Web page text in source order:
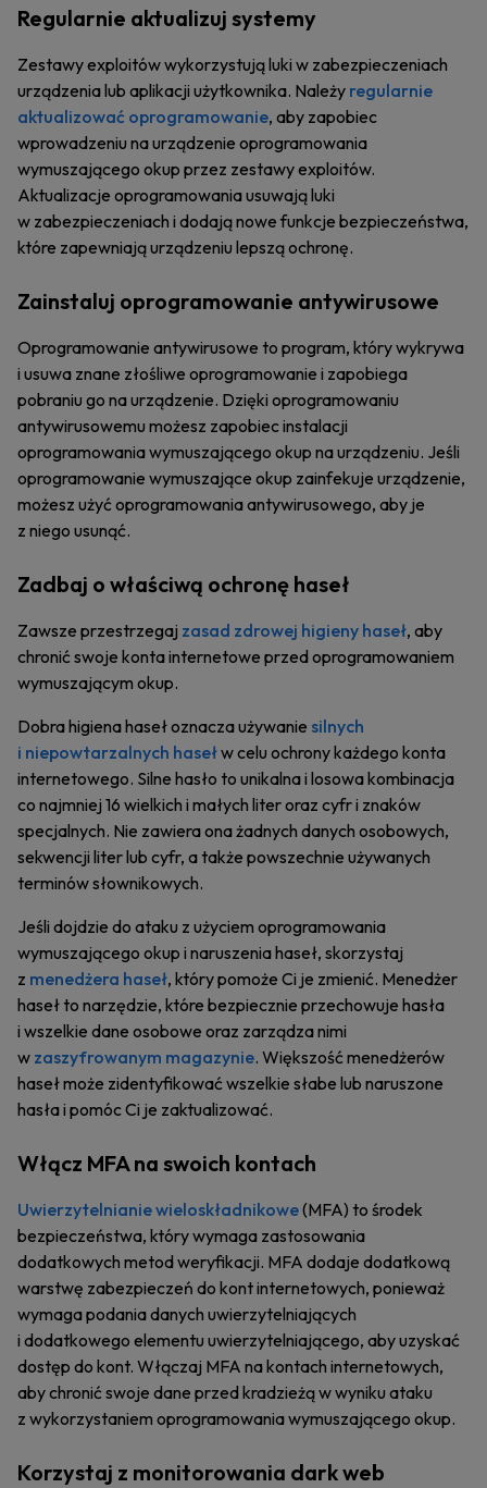
Regularnie aktualizuj systemy
Zestawy exploitów wykorzystują luki w zabezpieczeniach
urządzenia lub aplikacji użytkownika. Należy regularnie
aktualizować oprogramowanie, aby zapobiec
wprowadzeniu na urządzenie oprogramowania
wymuszającego okup przez zestawy exploitów.
Aktualizacje oprogramowania usuwają luki
w zabezpieczeniach i dodają nowe funkcje bezpieczeństwa,
które zapewniają urządzeniu lepszą ochronę.
Zainstaluj oprogramowanie antywirusowe
Oprogramowanie antywirusowe to program, który wykrywa
i usuwa znane złośliwe oprogramowanie i zapobiega
pobraniu go na urządzenie. Dzięki oprogramowaniu
antywirusowemu możesz zapobiec instalacji
oprogramowania wymuszającego okup na urządzeniu. Jeśli
oprogramowanie wymuszające okup zainfekuje urządzenie,
możesz użyć oprogramowania antywirusowego, aby je
z niego usunąć.
Zadbaj o właściwą ochronę haseł
Zawsze przestrzegaj zasad zdrowej higieny haseł, aby
chronić swoje konta internetowe przed oprogramowaniem
wymuszającym okup.
Dobra higiena haseł oznacza używanie silnych
i niepowtarzalnych hasełw celu ochrony każdego konta
internetowego. Silne hasło to unikalna i losowa kombinacja
co najmniej 16 wielkich i małych liter oraz cyfr i znaków
specjalnych. Nie zawiera ona żadnych danych osobowych,
sekwencji liter lub cyfr, a także powszechnie używanych
terminów słownikowych.
Jeśli dojdzie do ataku z użyciem oprogramowania
wymuszającego okup i naruszenia haseł, skorzystaj
z menedżera haseł, który pomoże Ci je zmienić. Menedżer
haseł to narzędzie, które bezpiecznie przechowuje hasła
i wszelkie dane osobowe oraz zarządza nimi
w zaszyfrowanym magazynie. Większość menedżerów
haseł może zidentyfikować wszelkie słabe lub naruszone
hasła i pomóc Ci je zaktualizować.
Włącz MFA na swoich kontach
Uwierzytelnianie wieloskładnikowe(MFA) to środek
bezpieczeństwa, który wymaga zastosowania
dodatkowych metod weryfikacji. MFA dodaje dodatkową
warstwę zabezpieczeń do kont internetowych, ponieważ
wymaga podania danych uwierzytelniających
i dodatkowego elementu uwierzytelniającego, aby uzyskać
dostęp do kont. Włączaj MFA na kontach internetowych,
aby chronić swoje dane przed kradzieżą w wyniku ataku
z wykorzystaniem oprogramowania wymuszającego okup.
Korzystaj z monitorowania dark web